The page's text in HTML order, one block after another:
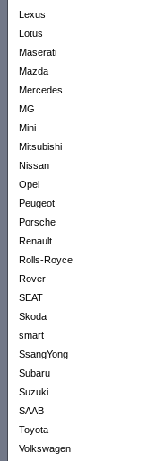
Lexus
Lotus
Maserati
Mazda
Mercedes
MG
Mini
Mitsubishi
Nissan
Opel
Peugeot
Porsche
Renault
Rolls-Royce
Rover
SEAT
Skoda
smart
SsangYong
Subaru
Suzuki
SAAB
Toyota
Volkswagen